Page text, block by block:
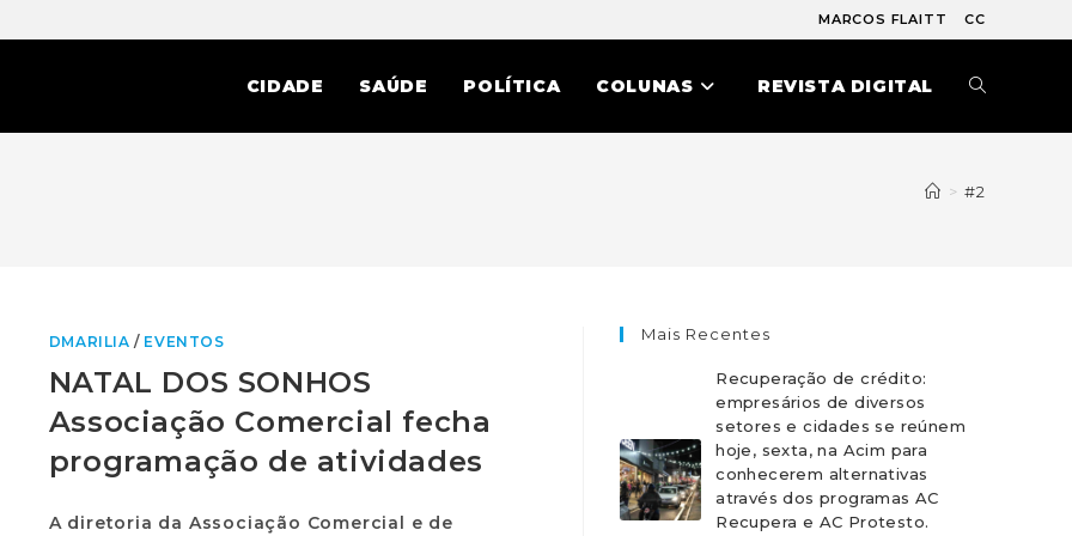
MARCOS FLAITT CC
CIDADE SAÚDE POLÍTICA COLUNAS REVISTA DIGITAL
> #2
DMARILIA / EVENTOS
NATAL DOS SONHOS
Associação Comercial fecha
programação de atividades
A diretoria da Associação Comercial e de
Mais Recentes
Recuperação de crédito:
empresários de diversos
setores e cidades se reúnem
hoje, sexta, na Acim para
conhecerem alternativas
através dos programas AC
Recupera e AC Protesto.